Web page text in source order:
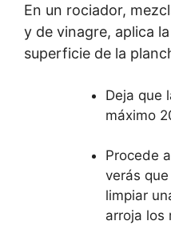
En un rociador,
y de vinagre, aplica
superficie de la
Deja que
máximo
Procede
verás
limpiar
arroja los